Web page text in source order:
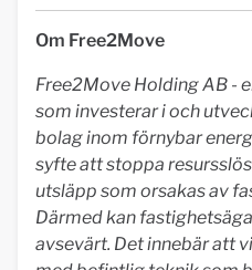
Om Free2Move
Free2Move Holding AB -
som investerar i och
bolag inom förnybar
syfte att stoppa
utsläpp som orsakas av
Därmed kan
avsevärt. Det innebär att